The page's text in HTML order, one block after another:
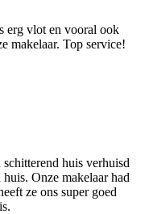
erg vlot en vooral ook
makelaar. Top service!
huis verhuisd
Onze makelaar had
ze ons super goed